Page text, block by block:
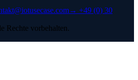
→ +49 (0) 30
Rechte vorbehalten.